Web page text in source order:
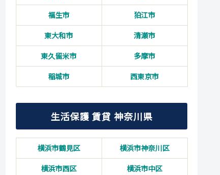
福生市
狛江市
東大和市
清瀬市
東久留米市
多摩市
稲城市
西東京市
生活保護 賃貸 神奈川県
横浜市鶴見区
横浜市神奈川区
横浜市西区
横浜市中区